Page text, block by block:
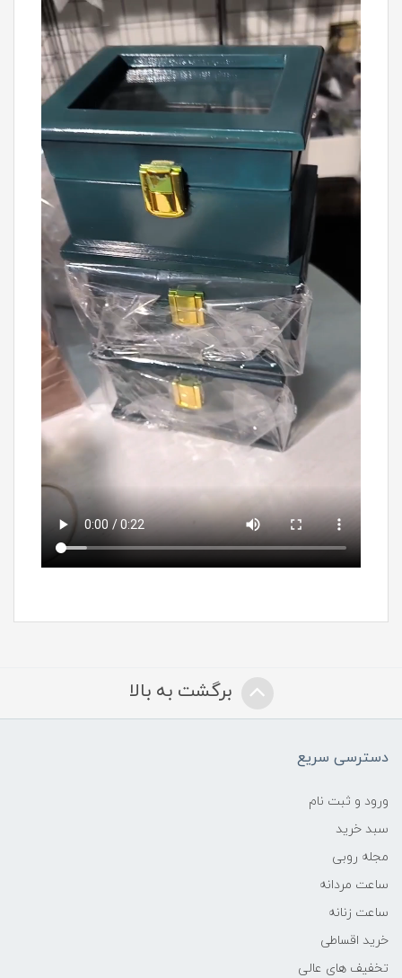
برگشت به بالا
دسترسی سریع
ورود و ثبت نام
سبد خرید
مجله روبی
ساعت مردانه
ساعت زنانه
خرید اقساطی
تخفیف های عالی